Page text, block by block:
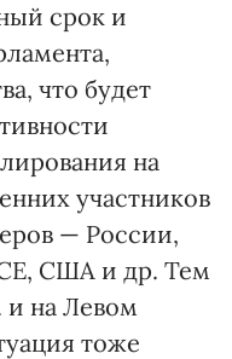
срок и
что будет
на
участников
— России,
США и др. Тем
и на Левом
тоже